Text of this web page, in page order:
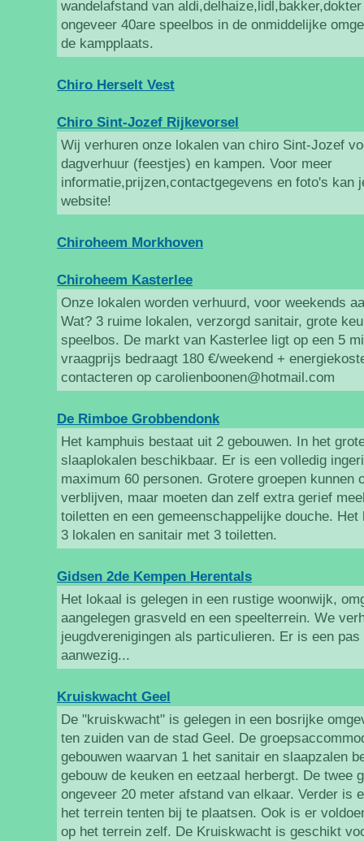
wandelafstand van
ongeveer 40are speelbos in de onmiddelijke
de kampplaats.
Chiro Herselt Vest
Chiro Sint-Jozef Rijkevorsel
Wij verhuren onze lokalen van chiro Sint-Jozef
dagverhuur (feestjes) en kampen. Voor meer
informatie,prijzen,contactgegevens en foto's kan
website!
Chiroheem Morkhoven
Chiroheem Kasterlee
Onze lokalen worden verhuurd, voor weekends
Wat? 3 ruime lokalen, verzorgd sanitair, grote
speelbos. De markt van Kasterlee ligt op een 5
vraagprijs bedraagt 180 €/weekend +
contacteren op carolienboonen@hotmail.com
De Rimboe Grobbendonk
Het kamphuis bestaat uit 2 gebouwen. In het
slaaplokalen beschikbaar. Er is een volledig
maximum 60 personen. Grotere groepen kunnen
verblijven, maar moeten dan zelf extra gerief
toiletten en een gemeenschappelijke douche.
3 lokalen en sanitair met 3 toiletten.
Gidsen 2de Kempen Herentals
Het lokaal is gelegen in een rustige woonwijk,
aangelegen grasveld en een speelterrein. We
jeugdverenigingen als particulieren. Er is een
aanwezig...
Kruiskwacht Geel
De "kruiskwacht" is gelegen in een bosrijke
ten zuiden van de stad Geel. De
gebouwen waarvan 1 het sanitair en slaapzalen
gebouw de keuken en eetzaal herbergt. De twee
ongeveer 20 meter afstand van elkaar. Verder is
het terrein tenten bij te plaatsen. Ook is er
op het terrein zelf. De Kruiskwacht is geschikt